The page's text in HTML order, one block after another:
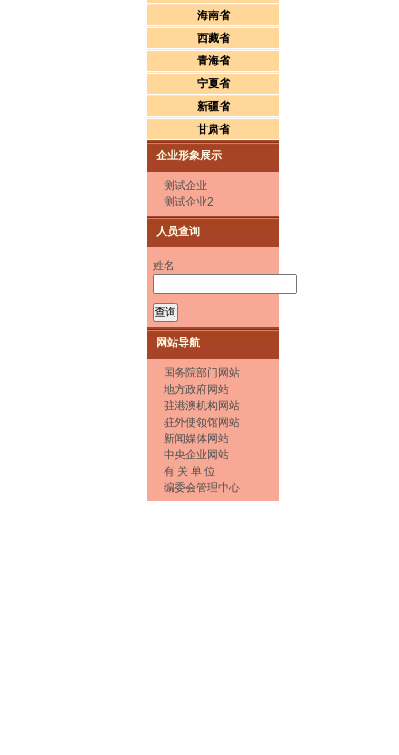
海南省
西藏省
青海省
宁夏省
新疆省
甘肃省
企业形象展示
测试企业
测试企业2
人员查询
姓名
网站导航
国务院部门网站
地方政府网站
驻港澳机构网站
驻外使领馆网站
新闻媒体网站
中央企业网站
有 关 单 位
编委会管理中心